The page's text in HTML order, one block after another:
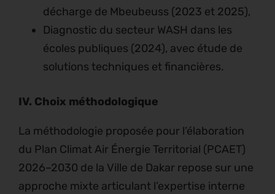
décharge de Mbeubeuss (2023 et 2025),
Diagnostic du secteur WASH dans les
écoles publiques (2024), avec étude de
solutions techniques et financières.
IV. Choix méthodologique
La méthodologie proposée pour l’élaboration
du Plan Climat Air Énergie Territorial (PCAET)
2026–2030 de la Ville de Dakar repose sur une
approche mixte articulant l’expertise interne